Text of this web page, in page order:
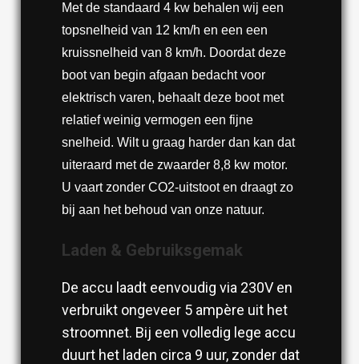
Met de standaard 4 kw behalen wij een
topsnelheid van 12 km/h en een een
kruissnelheid van 8 km/h. Doordat deze
boot van begin afgaan bedacht voor
elektrisch varen, behaalt deze boot met
relatief weinig vermogen een fijne
snelheid. Wilt u graag harder dan kan dat
uiteraard met de zwaarder 8,8 kw motor.
U vaart zonder CO2-uitstoot en draagt zo
bij aan het behoud van onze natuur.
Laden & Gebruiksgemak
De accu laadt eenvoudig via 230V en
verbruikt ongeveer 5 ampère uit het
stroomnet. Bij een volledig lege accu
duurt het laden circa 9 uur, zonder dat